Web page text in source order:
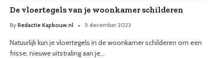
De vloertegels van je woonkamer schilderen
By Redactie Kapbouw.nl 5 december 2023
Natuurlijk kun je vloertegels in de woonkamer schilderen om een
frisse, nieuwe uitstraling aan je…